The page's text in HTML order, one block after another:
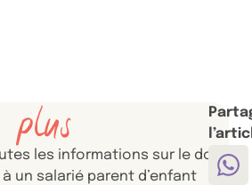
plus
les informations sur le don
un salarié parent d’enfant